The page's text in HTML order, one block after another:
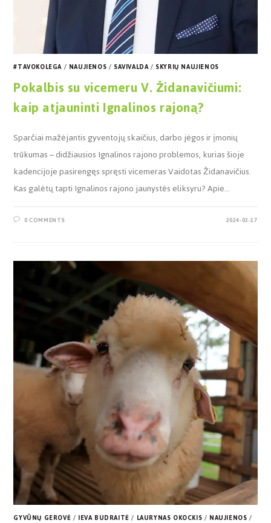
#TAVOKOLEGA/ NAUJIENOS/ SAVIVALDA/ SKYRIŲ NAUJIENOS
Pokalbis su vicemeru V. Židanavičiumi:
kaip atjauninti Ignalinos rajoną?
Sparčiai mažėjantis gyventojų skaičius, darbo jėgos ir įmonių
trūkumas – didžiausios Ignalinos rajono problemos, kurias šioje
kadencijoje pasirengęs spręsti vicemeras Vaidotas Židanavičius.
Kas galėtų tapti Ignalinos rajono jaunystės eliksyru? Apie…
0 COMMENTS 2024-03-17
GYVŪNŲ GEROVĖ/ IEVA BUDRAITĖ/ LAURYNAS OKOCKIS/ NAUJIENOS/